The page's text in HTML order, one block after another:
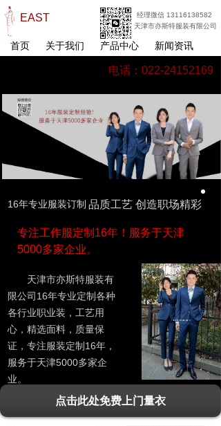
EAST
经理微信 13116138582
天津市亦斯特服装有限公司
首页 关于我们 产品中心 新闻资讯
电话：022-24152169
品质工艺 创造职场精彩
16年专业服装订制
专注工作服定制16年！服务于天津
5000多家企业。
天津市亦斯特服装有
限公司16年专业定制各种
各行业职业装，工艺用
心，精选面料，质量保
证，专注服装定制16年，
服务于天津5000多家企
业。
点击此处免费上门量衣